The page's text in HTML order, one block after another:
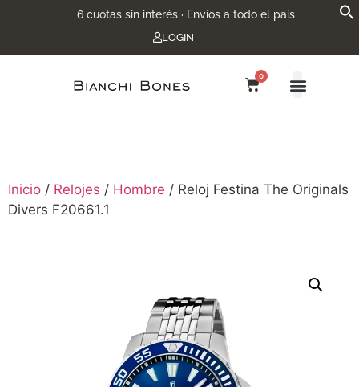
6 cuotas sin interés · Envíos a todo el país
LOGIN
0
Inicio / Relojes / Hombre / Reloj Festina The Originals
Divers F20661.1